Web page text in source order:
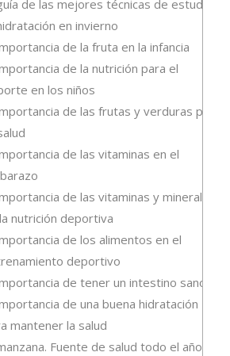
de las mejores técnicas de estudio
en invierno
de la fruta en la infancia
de la nutrición para el
en los niños
de las frutas y verduras para
de las vitaminas en el
de las vitaminas y minerales
nutrición deportiva
de los alimentos en el
deportivo
de tener un intestino sano
de una buena hidratación
mantener la salud
Fuente de salud todo el año